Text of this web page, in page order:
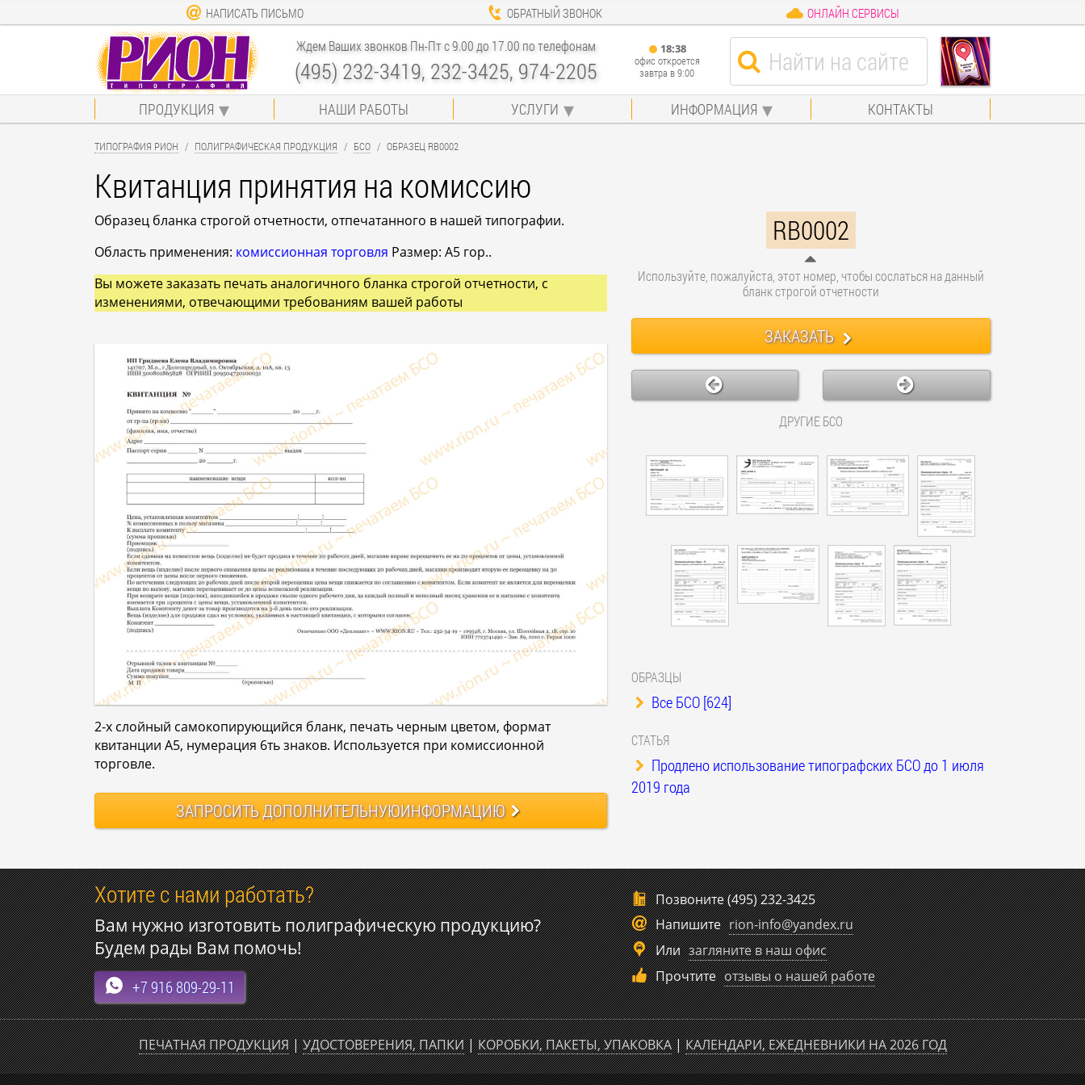
НАПИСАТЬ ПИСЬМО ОБРАТНЫЙ ЗВОНОК ОНЛАЙН СЕРВИСЫ
Ждем Ваших звонков Пн-Пт с 9.00 до 17.00 по телефонам
(495) 232-3419, 232-3425, 974-2205
18:38
офис откроется
завтра в 9:00
ПРОДУКЦИЯ НАШИ РАБОТЫ УСЛУГИ ИНФОРМАЦИЯ КОНТАКТЫ
ТИПОГРАФИЯ РИОН ПОЛИГРАФИЧЕСКАЯ ПРОДУКЦИЯ БСО ОБРАЗЕЦ RB0002
Квитанция принятия на комиссию
Образец бланка строгой отчетности, отпечатанного в нашей типографии.
Область применения: комиссионная торговля Размер: A5 гор..
Вы можете заказать печать аналогичного бланка строгой отчетности, с
изменениями, отвечающими требованиям вашей работы
2-х слойный самокопирующийся бланк, печать черным цветом, формат
квитанции А5, нумерация 6ть знаков. Используется при комиссионной
торговле.
ЗАПРОСИТЬДОПОЛНИТЕЛЬНУЮИНФОРМАЦИЮ
RB0002
Используйте, пожалуйста, этот номер, чтобы сослаться на данный
бланк строгой отчетности
ЗАКАЗАТЬ
ДРУГИЕ БСО
ОБРАЗЦЫ
Все БСО [624]
СТАТЬЯ
Продлено использование типографских БСО до 1 июля
2019 года
Хотите с нами работать?
Вам нужно изготовить полиграфическую продукцию?
Будем рады Вам помочь!
+7 916 809-29-11
Позвоните(495) 232-3425
Напишите rion-info@yandex.ru
Или загляните в наш офис
Прочтите отзывы о нашей работе
ПЕЧАТНАЯ ПРОДУКЦИЯ|УДОСТОВЕРЕНИЯ, ПАПКИ|КОРОБКИ, ПАКЕТЫ, УПАКОВКА|КАЛЕНДАРИ, ЕЖЕДНЕВНИКИ НА 2026 ГОД